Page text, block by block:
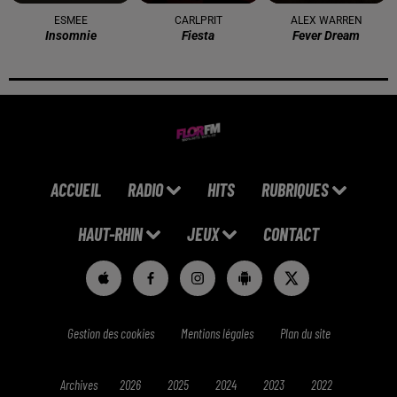
ESMEE
Insomnie
CARLPRIT
Fiesta
ALEX WARREN
Fever Dream
ACCUEIL RADIO HITS RUBRIQUES
HAUT-RHIN JEUX CONTACT
Gestion des cookies Mentions légales Plan du site
Archives 2026 2025 2024 2023 2022